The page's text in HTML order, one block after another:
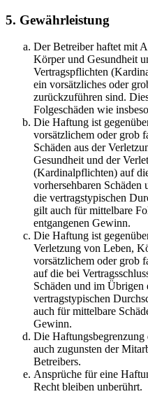
5. Gewährleistung
Der Betreiber haftet mit
Körper und Gesundheit
Vertragspflichten
ein vorsätzliches oder
zurückzuführen sind.
Folgeschäden wie
Die Haftung ist
vorsätzlichem oder grob
Schäden aus der
Gesundheit und der
(Kardinalpflichten) auf
vorhersehbaren
die vertragstypischen
gilt auch für mittelbare
entgangenen Gewinn.
Die Haftung ist
Verletzung von Leben,
vorsätzlichem oder grob
auf die bei
Schäden und im Übrigen
vertragstypischen
auch für mittelbare
Gewinn.
Die Haftungsbegrenzung
auch zugunsten der
Betreibers.
Ansprüche für eine
Recht bleiben unberührt.